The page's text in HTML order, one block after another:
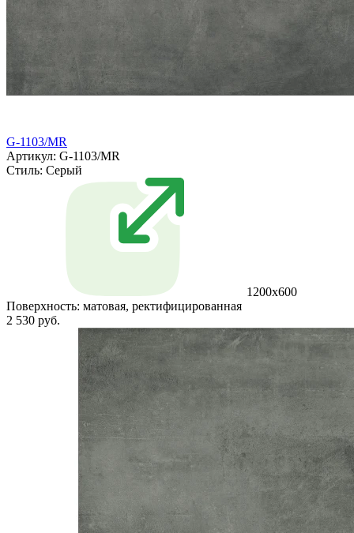
G-1103/MR
Артикул: G-1103/MR
Стиль: Серый
1200x600
Поверхность: матовая, ректифицированная
2 530 руб.